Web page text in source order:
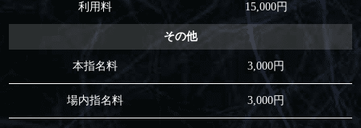
利用料 15,000円
その他
本指名料 3,000円
場内指名料 3,000円